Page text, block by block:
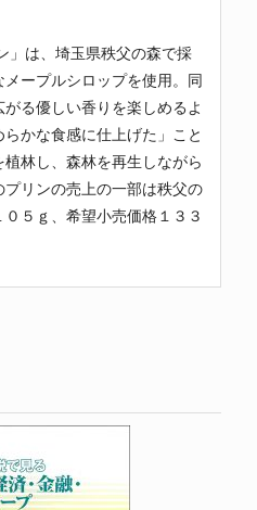
は、埼玉県秩父の森で採
ープルシロップを使用。同
る優しい香りを楽しめるよ
かな食感に仕上げた」こと
林し、森林を再生しながら
リンの売上の一部は秩父の
５ｇ、希望小売価格１３３